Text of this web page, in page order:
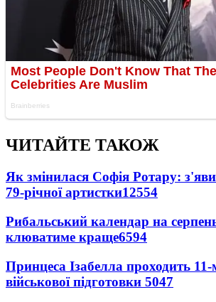
ЧИТАЙТЕ ТАКОЖ
Як змінилася Софія Ротару:
79-річної артистки12554
Рибальський календар на
клюватиме краще6594
Принцеса Ізабелла проходить
військової підготовки 5047